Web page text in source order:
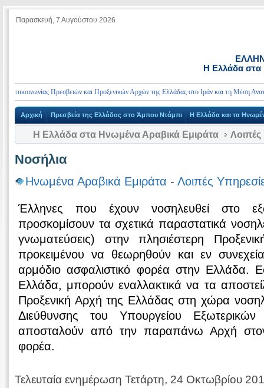
Παρασκευή, 7 Αυγούστου 2026
Η Ελλάδα στα
Πρεσβειών και Προξενικών Αρχών της Ελλάδας στο Ιράν και τη Μέση Ανατολή
Αρχική Πρεσβεία της Ελλάδος στο Άμπου Ντάμπι Η Ελλάδα και τα
Η Ελλάδα στα Ηνωμένα Αραβικά Εμιράτα
Νοσήλια
Ηνωμένα Αραβικά Εμιράτα - Λοιπές
Έλληνες που έχουν νοσηλευθεί στο
προσκομίσουν τα σχετικά παραστατικά
γνωματεύσεις) στην πλησιέστερη
προκειμένου να θεωρηθούν και εν
αρμόδιο ασφαλιστικό φορέα στην Ελλάδα.
Ελλάδα, μπορούν εναλλακτικά να τα
Προξενική Αρχή της Ελλάδας στη χώρα
Διεύθυνσης του Υπουργείου
αποσταλούν από την παραπάνω Αρχή στον
φορέα.
Τελευταία ενημέρωση Τετάρτη, 24 Οκτωβρίου